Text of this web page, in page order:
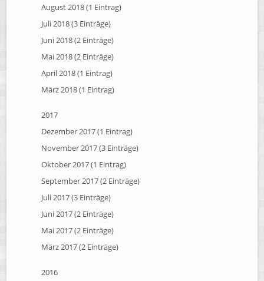
August 2018 (1 Eintrag)
Juli 2018 (3 Einträge)
Juni 2018 (2 Einträge)
Mai 2018 (2 Einträge)
April 2018 (1 Eintrag)
März 2018 (1 Eintrag)
2017
Dezember 2017 (1 Eintrag)
November 2017 (3 Einträge)
Oktober 2017 (1 Eintrag)
September 2017 (2 Einträge)
Juli 2017 (3 Einträge)
Juni 2017 (2 Einträge)
Mai 2017 (2 Einträge)
März 2017 (2 Einträge)
2016